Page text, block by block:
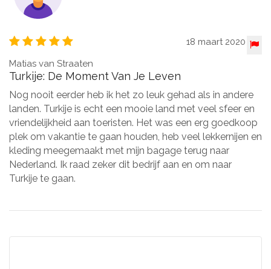
18 maart 2020
Matias van Straaten
Turkije: De Moment Van Je Leven
Nog nooit eerder heb ik het zo leuk gehad als in andere
landen. Turkije is echt een mooie land met veel sfeer en
vriendelijkheid aan toeristen. Het was een erg goedkoop
plek om vakantie te gaan houden, heb veel lekkernijen en
kleding meegemaakt met mijn bagage terug naar
Nederland. Ik raad zeker dit bedrijf aan en om naar
Turkije te gaan.